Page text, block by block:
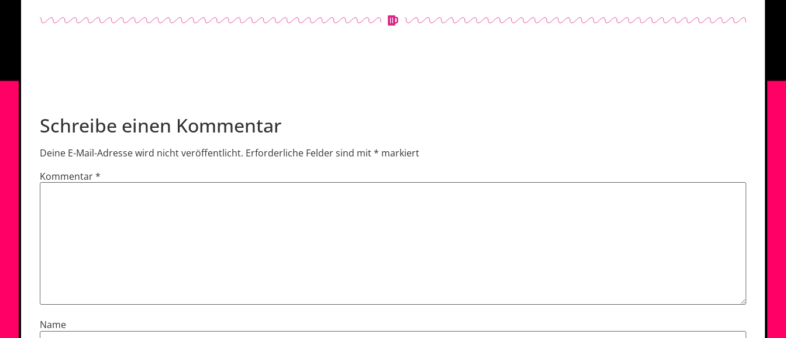
Schreibe einen Kommentar
Deine E-Mail-Adresse wird nicht veröffentlicht. Erforderliche Felder sind mit* markiert
Kommentar*
Name